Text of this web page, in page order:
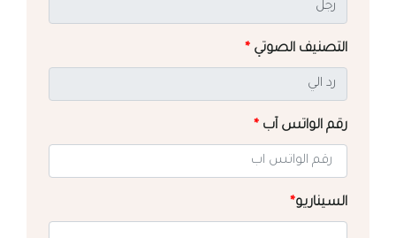
التصنيف الصوتي *
رقم الواتس آب *
السيناريو*